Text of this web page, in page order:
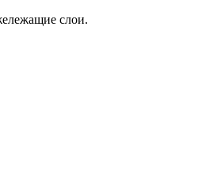
слои.